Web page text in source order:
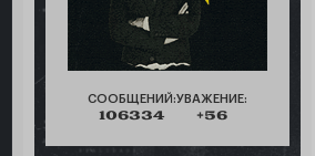
СООБЩЕНИЙ:
106334
УВАЖЕНИЕ:
+56